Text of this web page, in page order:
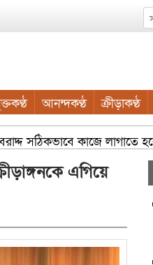
আনন্দকণ্ঠ ক্রীড়াকণ্ঠ
সঠিকভাবে কাজে লাগাতে
এগিয়ে